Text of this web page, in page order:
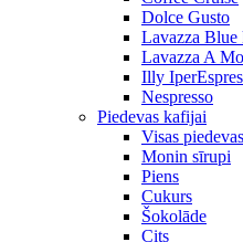
Dolce Gusto
Lavazza Blue
Lavazza A
Illy
Nespresso
Piedevas kafijai
Visas
Monin sīrupi
Piens
Cukurs
Šokolāde
Cits